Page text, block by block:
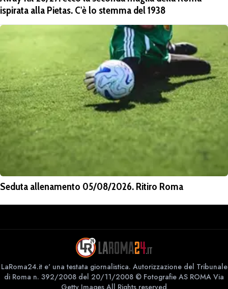
ispirata alla Pietas. C'è lo stemma del 1938
Seduta allenamento 05/08/2026. Ritiro Roma
LaRoma24.it e' una testata giornalistica. Autorizzazione del Tribunale
di Roma n. 392/2008 del 20/11/2008 © Fotografie AS ROMA Via
Getty Images All Rights reserved